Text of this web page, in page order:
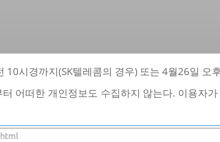
시경까지(SK텔레콤의 경우) 또는 4월26일 오
터 어떠한 개인정보도 수집하지 않는다. 이용자